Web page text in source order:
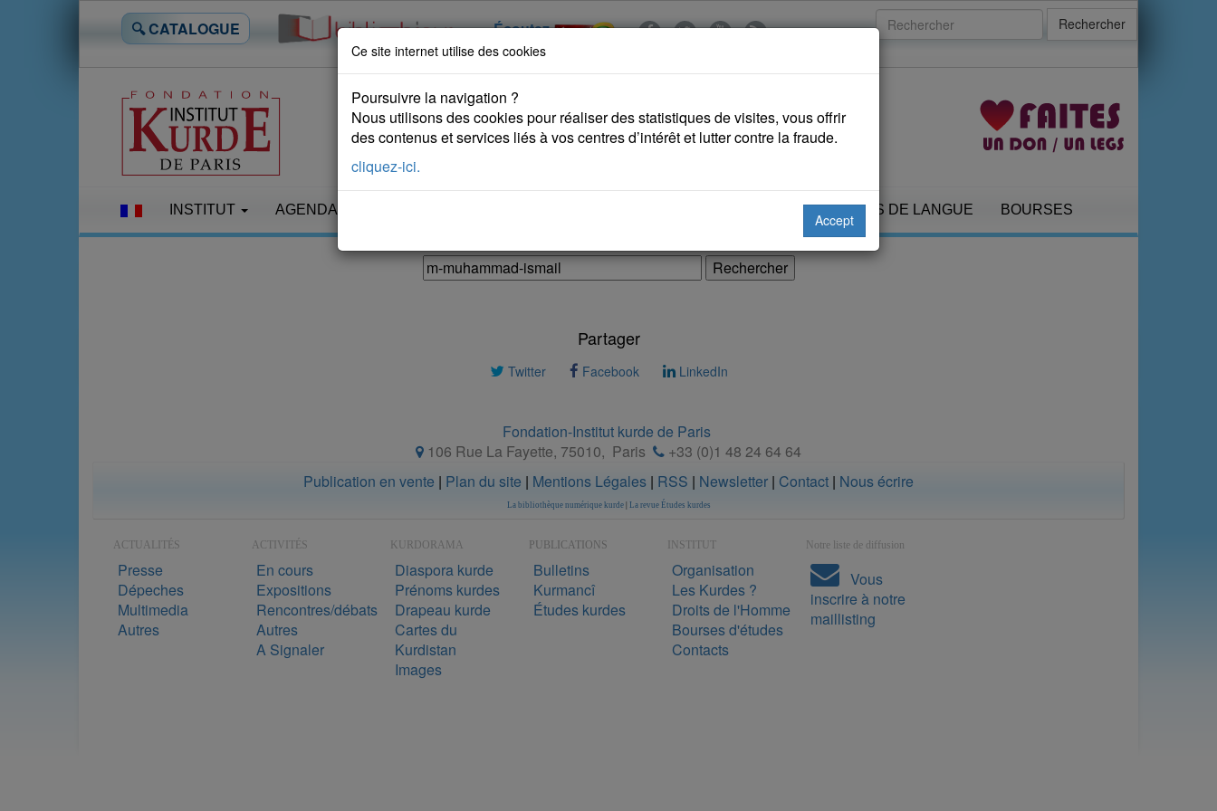
🔍 CATALOGUE Écoutez Rechercher
INSTITUT AGENDA DROITS DE L'HOMME COURS DE LANGUE BOURSES
Partager
Twitter Facebook LinkedIn
Fondation-Institut kurde de Paris
106 Rue La Fayette, 75010, Paris
+33 (0)1 48 24 64 64
Publication en vente | Plan du site | Mentions Légales | RSS | Newsletter | Contact | Nous écrire
La bibliothèque numérique kurde| La revue Études kurdes
ACTUALITÉS
Presse
Dépeches
Multimedia
Autres
ACTIVITÉS
En cours
Expositions
Rencontres/débats
Autres
A Signaler
KURDORAMA
Diaspora kurde
Prénoms kurdes
Drapeau kurde
Cartes du
Kurdistan
Images
PUBLICATIONS
Bulletins
Kurmancî
Études kurdes
INSTITUT
Organisation
Les Kurdes ?
Droits de l'Homme
Bourses d'études
Contacts
Notre liste de diffusion
Vous
inscrire à notre
maillisting
Ce site internet utilise des cookies
Poursuivre la navigation ?
Nous utilisons des cookies pour réaliser des statistiques de visites, vous offrir
des contenus et services liés à vos centres d’intérêt et lutter contre la fraude.
cliquez-ici.
Accept